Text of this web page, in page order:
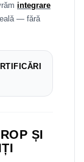
integrare
— fără
ȘI